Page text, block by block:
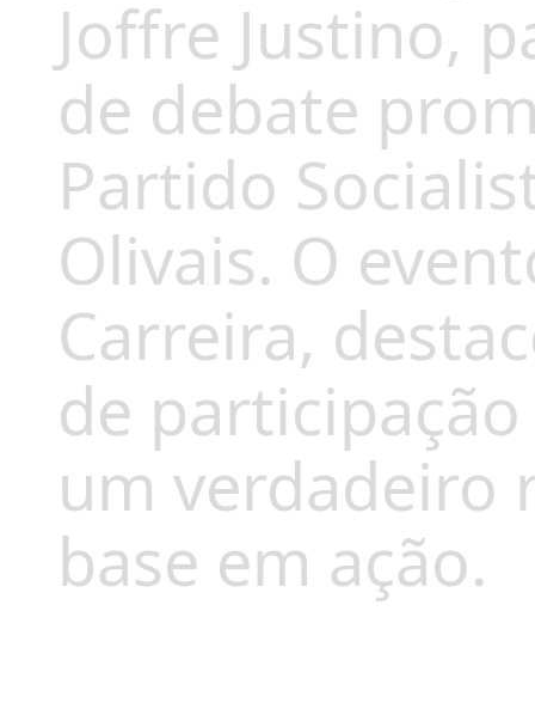
Joffre Justino,
de debate
Partido
Olivais. O
Carreira,
de
um verdadeiro
base em ação.